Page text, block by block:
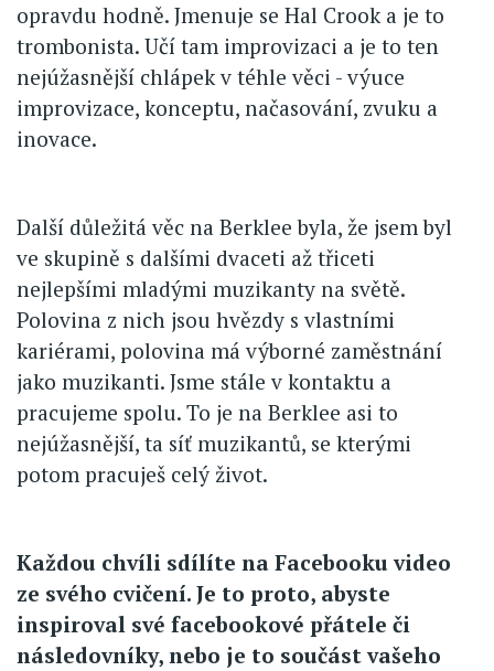
opravdu hodně. Jmenuje se Hal Crook a je to
trombonista. Učí tam improvizaci a je to ten
nejúžasnější chlápek v téhle věci - výuce
improvizace, konceptu, načasování, zvuku a
inovace.
Další důležitá věc na Berklee byla, že jsem byl
ve skupině s dalšími dvaceti až třiceti
nejlepšími mladými muzikanty na světě.
Polovina z nich jsou hvězdy s vlastními
kariérami, polovina má výborné zaměstnání
jako muzikanti. Jsme stále v kontaktu a
pracujeme spolu. To je na Berklee asi to
nejúžasnější, ta síť muzikantů, se kterými
potom pracuješ celý život.
Každou chvíli sdílíte na Facebooku video
ze svého cvičení. Je to proto, abyste
inspiroval své facebookové přátele či
následovníky, nebo je to součást vašeho